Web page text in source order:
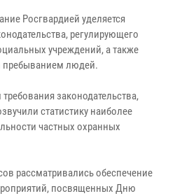
Росгвардией уделяется
регулирующего
учреждений, а также
пребыванием людей.
законодательства,
статистику наиболее
частных охранных
рассматривались обеспечение
посвященных Дню